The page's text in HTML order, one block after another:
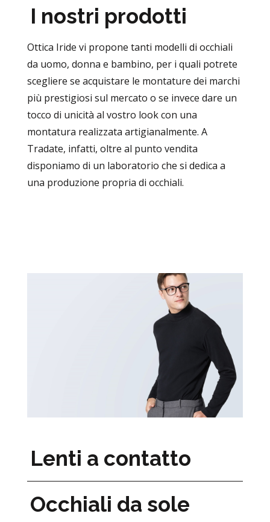
I nostri prodotti
Ottica Iride vi propone tanti modelli di occhiali
da uomo, donna e bambino, per i quali potrete
scegliere se acquistare le montature dei marchi
più prestigiosi sul mercato o se invece dare un
tocco di unicità al vostro look con una
montatura realizzata artigianalmente. A
Tradate, infatti, oltre al punto vendita
disponiamo di un laboratorio che si dedica a
una produzione propria di occhiali.
Lenti a contatto
Occhiali da sole